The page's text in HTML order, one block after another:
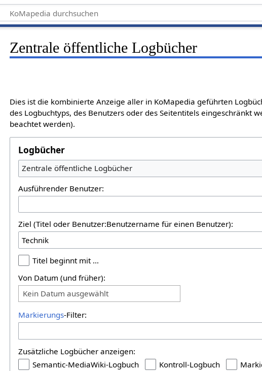
Zentrale öffentliche Logbücher
Dies ist die kombinierte Anzeige aller in KoMapedia geführten
des Logbuchtyps, des Benutzers oder des Seitentitels eingeschränkt
beachtet werden).
Logbücher
Zentrale öffentliche Logbücher
Ausführender Benutzer:
Ziel (Titel oder Benutzer:Benutzername für einen Benutzer):
Titel beginnt mit …
Von Datum (und früher):
Kein Datum ausgewählt
Markierungs-Filter:
Zusätzliche Logbücher anzeigen:
Semantic-MediaWiki-Logbuch
Kontroll-Logbuch